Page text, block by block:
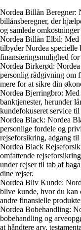
Nordea Billån Beregner:
billånsberegner, der
og samlede
Nordea Billån Elbil: Med
tilbyder Nordea
finansieringsmulighed
Nordea Birkerød:
personlig rådgivning om
mere for at sikre din
Nordea Bjerringbro:
banktjenester, herunder
kundefokuseret service
Nordea Black: Nordea
personlige fordele og
rejseforsikring, adgang
Nordea Black
omfattende
under rejser til tab af
dine rejser.
Nordea Bliv Kunde:
blive kunde, hvor du kan
andre finansielle
Nordea Bobehandling:
bobehandling og
at håndtere arv,